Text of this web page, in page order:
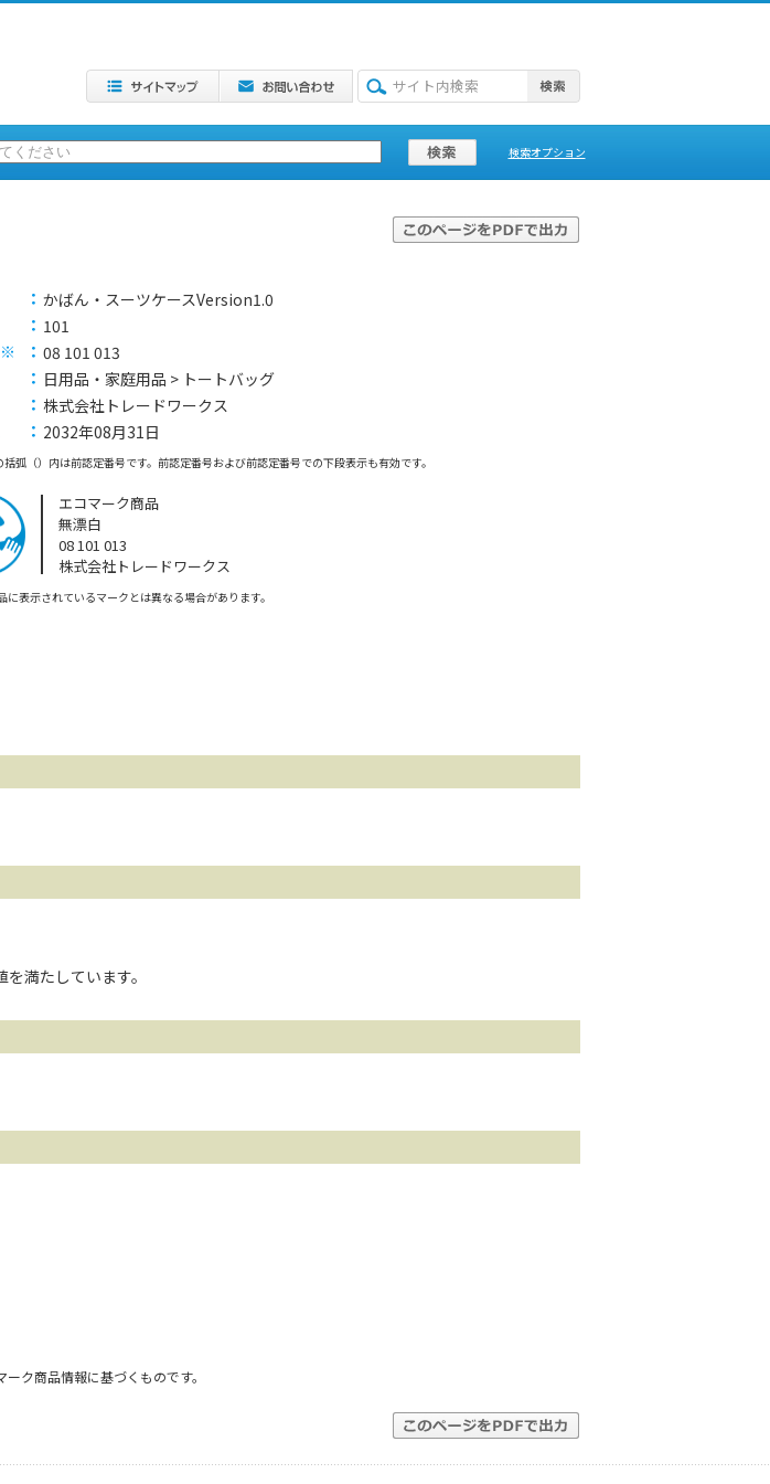
検索オプション
： かばん・スーツケースVersion1.0
： 101
※
： 08 101 013
： 日用品・家庭用品 > トートバッグ
： 株式会社トレードワークス
： 2032年08月31日
弧（）内は前認定番号です。前認定番号および前認定番号での下段表示も有効です。
エコマーク商品
無漂白
08 101 013
株式会社トレードワークス
に表示されているマークとは異なる場合があります。
満たしています。
ク商品情報に基づくものです。